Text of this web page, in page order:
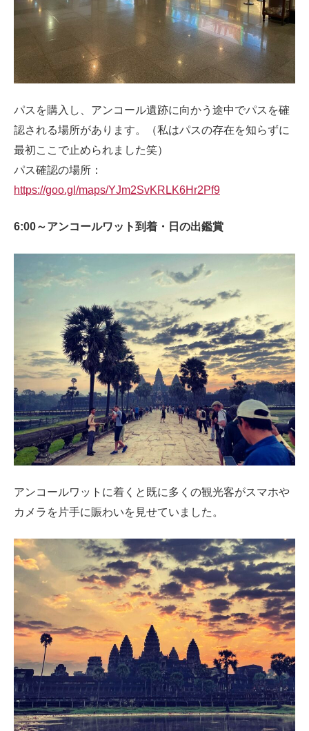
パスを購入し、アンコール遺跡に向かう途中でパスを確
認される場所があります。（私はパスの存在を知らずに
最初ここで止められました笑）
パス確認の場所：
https://goo.gl/maps/YJm2SvKRLK6Hr2Pf9
6:00～アンコールワット到着・日の出鑑賞
アンコールワットに着くと既に多くの観光客がスマホや
カメラを片手に賑わいを見せていました。